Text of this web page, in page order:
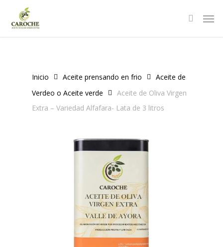
main
Inicio Aceite prensando en frio
Aceite de
Verdeo o Aceite verde
Aceite de Oliva Virgen
Extra – Variedad Alfafara- Lata de 3 litros